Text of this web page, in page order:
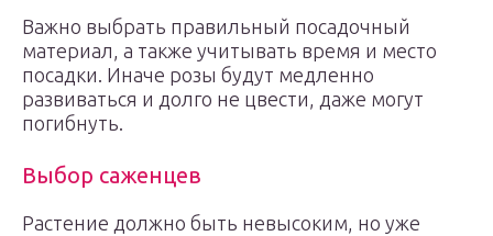
Важно выбрать правильный посадочный
материал, а также учитывать время и место
посадки. Иначе розы будут медленно
развиваться и долго не цвести, даже могут
погибнуть.
Выбор саженцев
Растение должно быть невысоким, но уже